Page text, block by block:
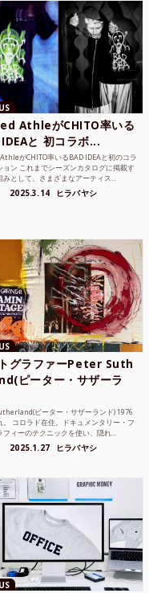
AthleがCHITO率いる
と 初コラボ...
がCHITO率いるBAD IDEAと初のコラ
ョン これまでシーズンカタログに掲載す
みとして、さまざまなアーティス...
2025.3.14 ヒラバヤシ
グラファーPeter Suth
ピーター・サザーラ
ピーター・サザーランド) 1976
。 コロラド在住。ドキュメンタリー・フ
フィーのテクニックを使い、隠れ...
2025.1.27 ヒラバヤシ